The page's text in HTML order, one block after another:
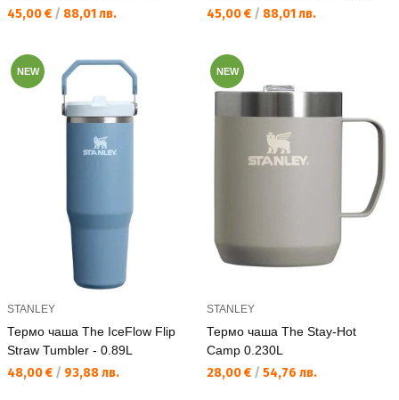
Текуща цена:
45,00 € / 88,01 лв. Текуща цена:
45,00 € / 88,01 лв.
NEW
STANLEY
Термо чаша The IceFlow Flip
Straw Tumbler - 0.89L
Текуща цена:
48,00 € / 93,88 лв.
NEW
STANLEY
Термо чаша The Stay-Hot
Camp 0.230L
Текуща цена:
28,00 € / 54,76 лв.